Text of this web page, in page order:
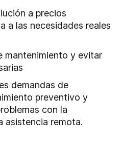
a precios
a las necesidades reales
mantenimiento y evitar
demandas de
preventivo y
con la
asistencia remota.